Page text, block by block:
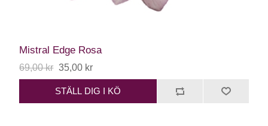
Mistral Edge Rosa
69,00 kr 35,00 kr
STÄLL DIG I KÖ